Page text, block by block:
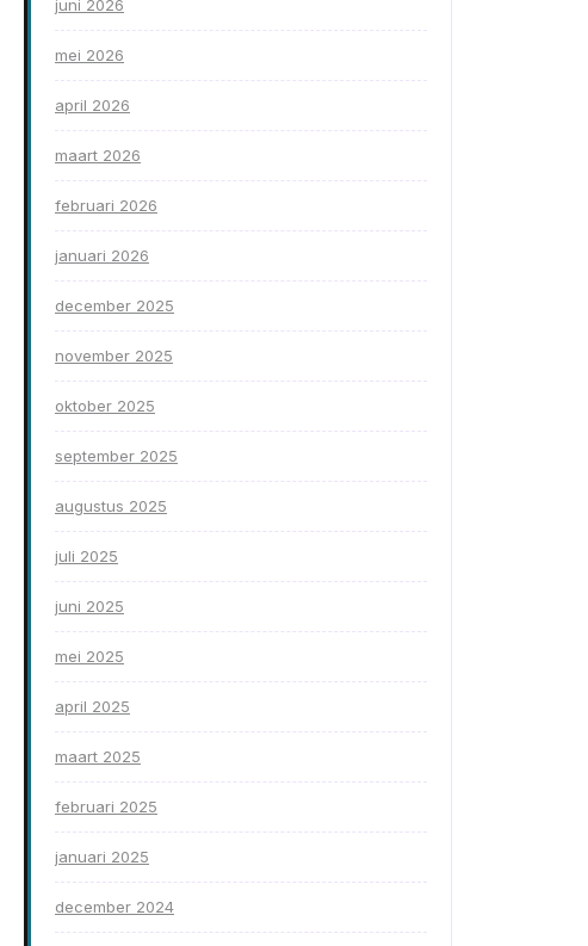
juni 2026
mei 2026
april 2026
maart 2026
februari 2026
januari 2026
december 2025
november 2025
oktober 2025
september 2025
augustus 2025
juli 2025
juni 2025
mei 2025
april 2025
maart 2025
februari 2025
januari 2025
december 2024